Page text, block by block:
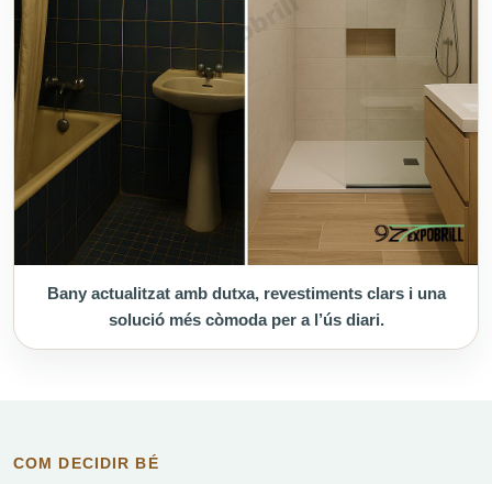
Bany actualitzat amb dutxa, revestiments clars i una
solució més còmoda per a l’ús diari.
COM DECIDIR BÉ